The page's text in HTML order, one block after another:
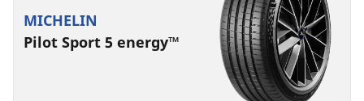
MICHELIN
Pilot Sport 5 energy™